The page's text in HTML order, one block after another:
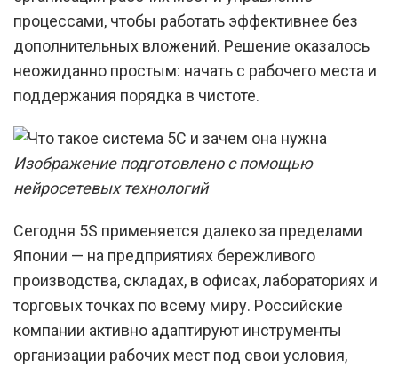
процессами, чтобы работать эффективнее без
дополнительных вложений. Решение оказалось
неожиданно простым: начать с рабочего места и
поддержания порядка в чистоте.
Изображение подготовлено с помощью
нейросетевых технологий
Сегодня 5S применяется далеко за пределами
Японии — на предприятиях бережливого
производства, складах, в офисах, лабораториях и
торговых точках по всему миру. Российские
компании активно адаптируют инструменты
организации рабочих мест под свои условия,